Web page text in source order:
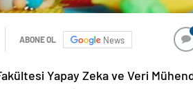
ABONE OL News
Yapay Zeka ve Veri